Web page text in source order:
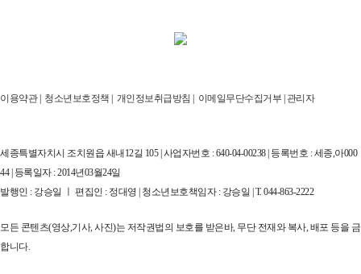
이용약관| 청소년보호정책 | 개인정보취급방침 | 이메일무단수집거부 | 관리자
세종특별자치시 조치원읍 새내12길 105 | 사업자번호 : 640-04-00238 | 등록번호 : 세종,아000
44 | 등록일자 : 2014년03월24일
발행인 : 강승일 ㅣ 편집인 : 정대영 | 청소년보호책임자 : 강승일 | T. 044-863-2222
모든 콘텐츠(영상,기사, 사진)는 저작권법의 보호를 받은바, 무단 전재와 복사, 배포 등을 금
합니다.